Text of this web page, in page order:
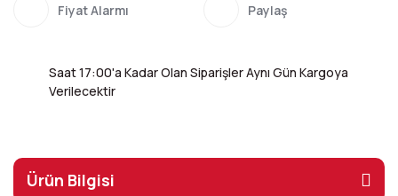
Fiyat Alarmı Paylaş
Saat 17:00'a Kadar Olan Siparişler Aynı Gün Kargoya
Verilecektir
Ürün Bilgisi